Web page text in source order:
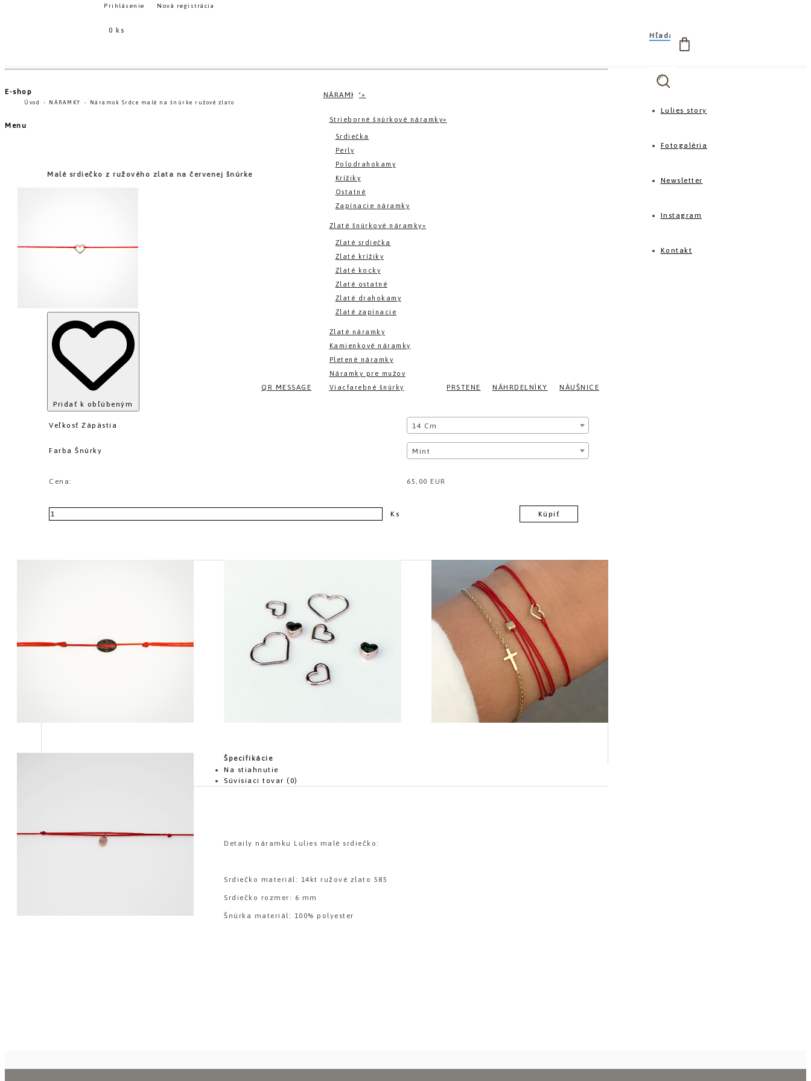
Lulies story
Fotogaléria
Newsletter
Instagram
Kontakt
Hľadanie
Prihlásenie Nová registrácia
0 ks
QR MESSAGE
NÁRAMKY»
Strieborné šnúrkové náramky»
Srdiečka
Perly
Polodrahokamy
Krížiky
Ostatné
Zapínacie náramky
Zlaté šnúrkové náramky»
Zlaté srdiečka
Zlaté krížiky
Zlaté kocky
Zlaté ostatné
Zlaté drahokamy
Zlaté zapínacie
Zlaté náramky
Kamienkové náramky
Pletené náramky
Náramky pre mužov
Viacfarebné šnúrky
PRSTENE NÁHRDELNÍKY NÁUŠNICE
E-shop
Menu
Úvod NÁRAMKY Náramok Srdce malé na šnúrke ružové zlato
Malé srdiečko z ružového zlata na červenej šnúrke
Pridať k obľúbeným
Veľkosť Zápästia 14 Cm
Farba Šnúrky Mint
Cena: 65,00 EUR
Ks
Špecifikácie
Na stiahnutie
Súvisiaci tovar (0)
Detaily náramku Lulies malé srdiečko:
Srdiečko materiál: 14kt ružové zlato 585
Srdiečko rozmer: 6 mm
Šnúrka materiál: 100% polyester